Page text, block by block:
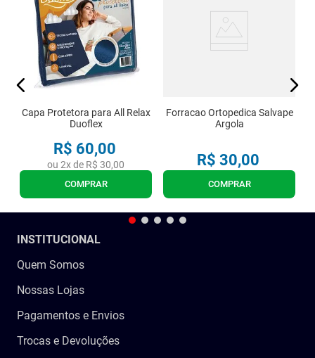
Capa Protetora para All Relax
Duoflex
R$ 60,00
ou 2x de R$ 30,00
COMPRAR
Forracao Ortopedica Salvape
Argola
R$ 30,00
COMPRAR
INSTITUCIONAL
Quem Somos
Nossas Lojas
Pagamentos e Envios
Trocas e Devoluções